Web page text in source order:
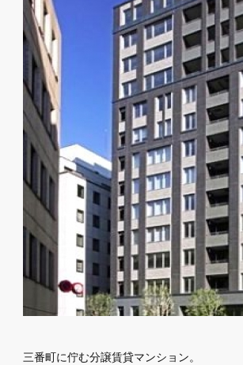
三番町に佇む分譲賃貸マンション。